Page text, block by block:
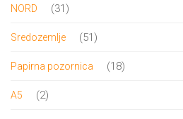
NORD 3131
Sredozemlje 5151
Papirna pozornica 1818
A5 22